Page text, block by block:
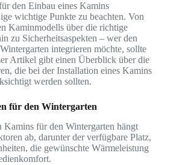
den Einbau eines Kamins
wichtige Punkte zu beachten. Von
Kaminmodells über die richtige
zu Sicherheitsaspekten – wer den
integrieren möchte, sollte
Artikel gibt einen Überblick über die
die bei der Installation eines Kamins
werden sollten.
für den Wintergarten
Kamins für den Wintergarten hängt
ab, darunter der verfügbare Platz,
die gewünschte Wärmeleistung